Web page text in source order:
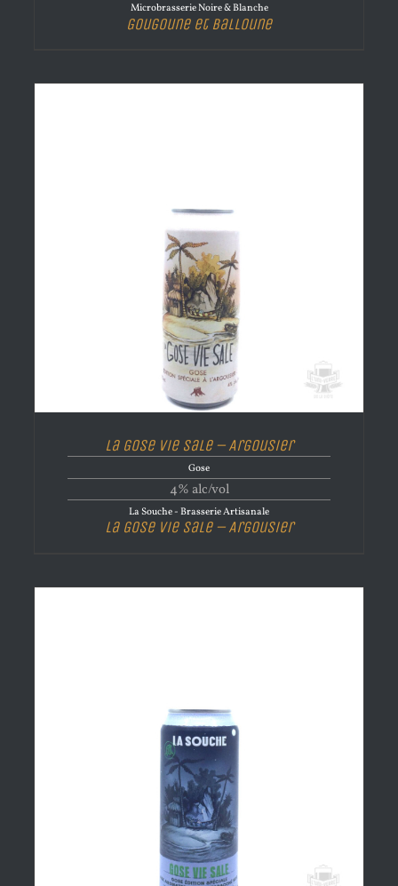
Microbrasserie Noire & Blanche
Gougoune et Balloune
La Gose Vie Sale – Argousier
Gose
4% alc/vol
La Souche - Brasserie Artisanale
La Gose Vie Sale – Argousier